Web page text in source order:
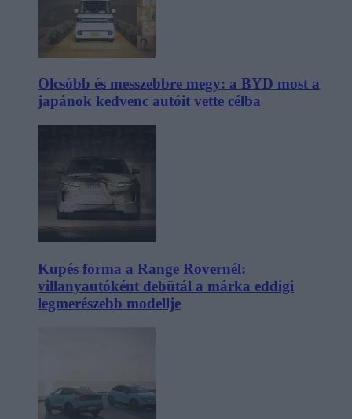
Olcsóbb és messzebbre megy: a BYD most a
japánok kedvenc autóit vette célba
Kupés forma a Range Rovernél:
villanyautóként debütál a márka eddigi
legmerészebb modellje